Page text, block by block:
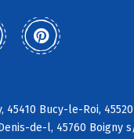
Bucy-le-Roi,
de-l, 45760 Boigny